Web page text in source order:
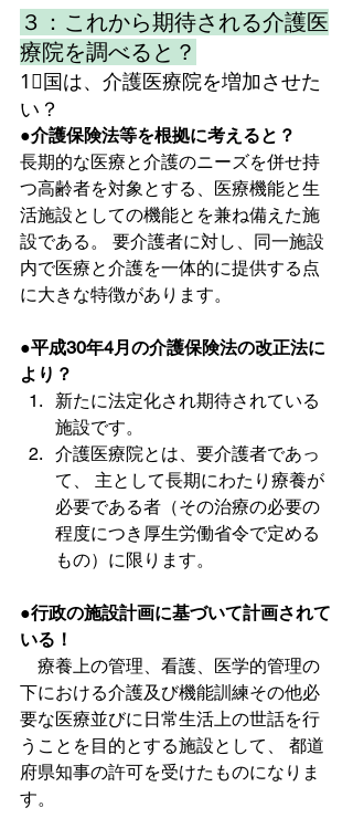
３：これから期待される介護医
療院を調べると？
1⃣国は、介護医療院を増加させた
い？
●介護保険法等を根拠に考えると？
長期的な医療と介護のニーズを併せ持
つ高齢者を対象とする、医療機能と生
活施設としての機能とを兼ね備えた施
設である。 要介護者に対し、同一施設
内で医療と介護を一体的に提供する点
に大きな特徴があります。
●平成30年4月の介護保険法の改正法に
より？
新たに法定化され期待されている
施設です。
介護医療院とは、要介護者であっ
て、 主として長期にわたり療養が
必要である者（その治療の必要の
程度につき厚生労働省令で定める
もの）に限ります。
●行政の施設計画に基づいて計画されて
いる！
療養上の管理、看護、医学的管理の
下における介護及び機能訓練その他必
要な医療並びに日常生活上の世話を行
うことを目的とする施設として、 都道
府県知事の許可を受けたものになりま
す。